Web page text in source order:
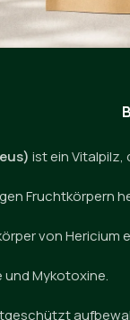
ist ein
Fruchtkörpern
von
Mykotoxine.